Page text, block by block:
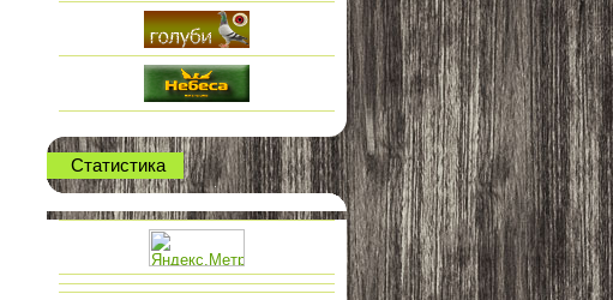
Статистика